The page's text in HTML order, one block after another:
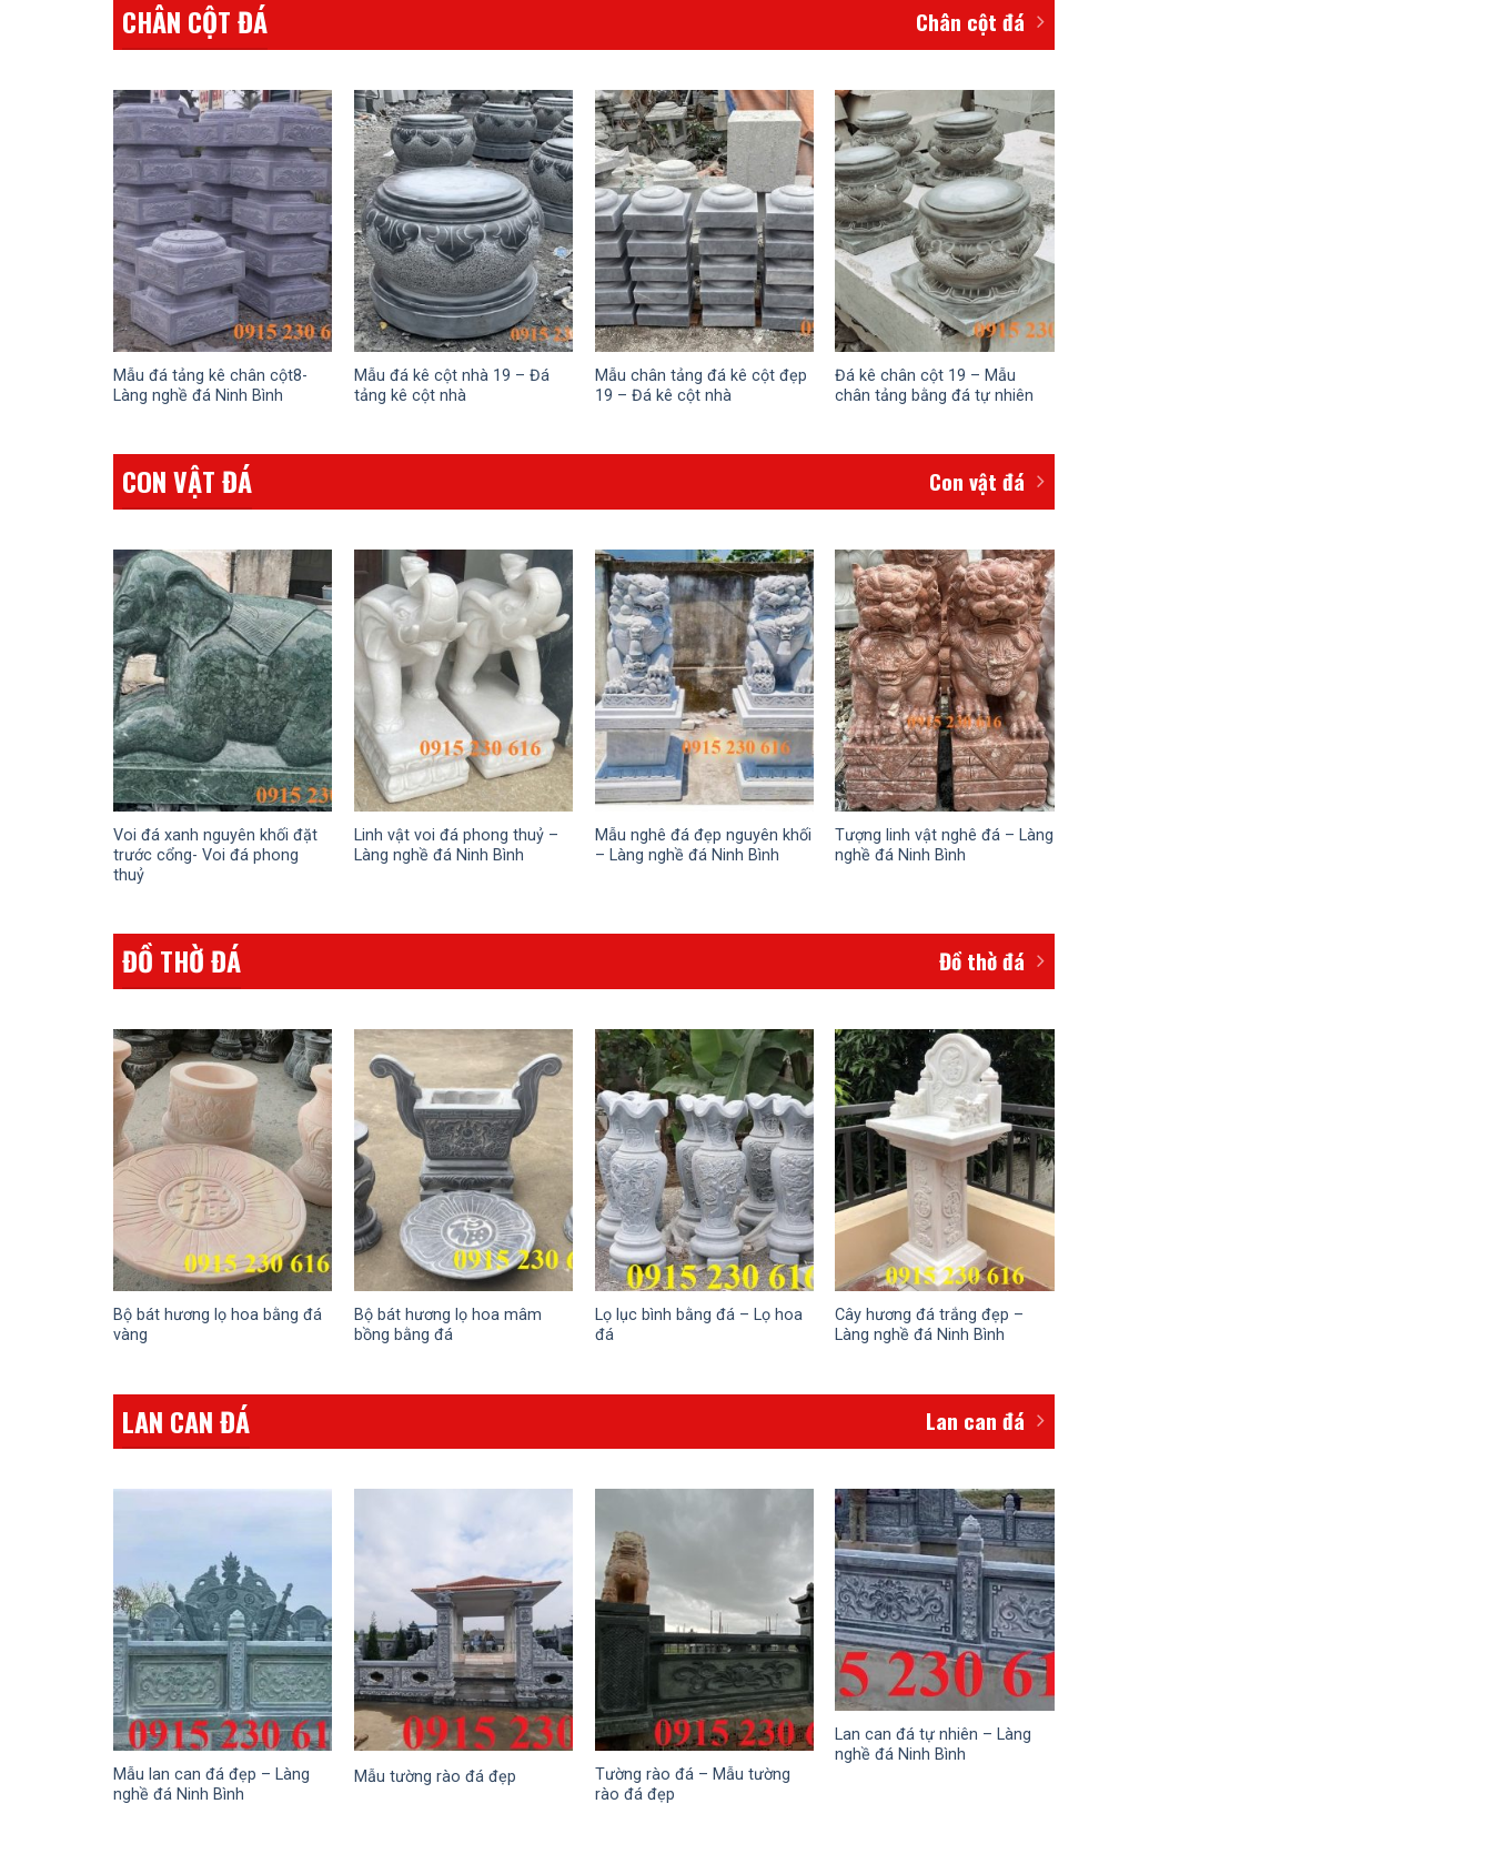
CHÂN CỘT ĐÁ Chân cột đá
Mẫu đá tảng kê chân cột8-
Làng nghề đá Ninh Bình
Mẫu đá kê cột nhà 19 – Đá
tảng kê cột nhà
Mẫu chân tảng đá kê cột đẹp
19 – Đá kê cột nhà
Đá kê chân cột 19 – Mẫu
chân tảng bằng đá tự nhiên
CON VẬT ĐÁ Con vật đá
Voi đá xanh nguyên khối đặt
trước cổng- Voi đá phong
thuỷ
Linh vật voi đá phong thuỷ –
Làng nghề đá Ninh Bình
Mẫu nghê đá đẹp nguyên khối
– Làng nghề đá Ninh Bình
Tượng linh vật nghê đá – Làng
nghề đá Ninh Bình
ĐỒ THỜ ĐÁ Đồ thờ đá
Bộ bát hương lọ hoa bằng đá
vàng
Bộ bát hương lọ hoa mâm
bồng bằng đá
Lọ lục bình bằng đá – Lọ hoa
đá
Cây hương đá trắng đẹp –
Làng nghề đá Ninh Bình
LAN CAN ĐÁ Lan can đá
Mẫu lan can đá đẹp – Làng
nghề đá Ninh Bình
Mẫu tường rào đá đẹp
Tường rào đá – Mẫu tường
rào đá đẹp
Lan can đá tự nhiên – Làng
nghề đá Ninh Bình